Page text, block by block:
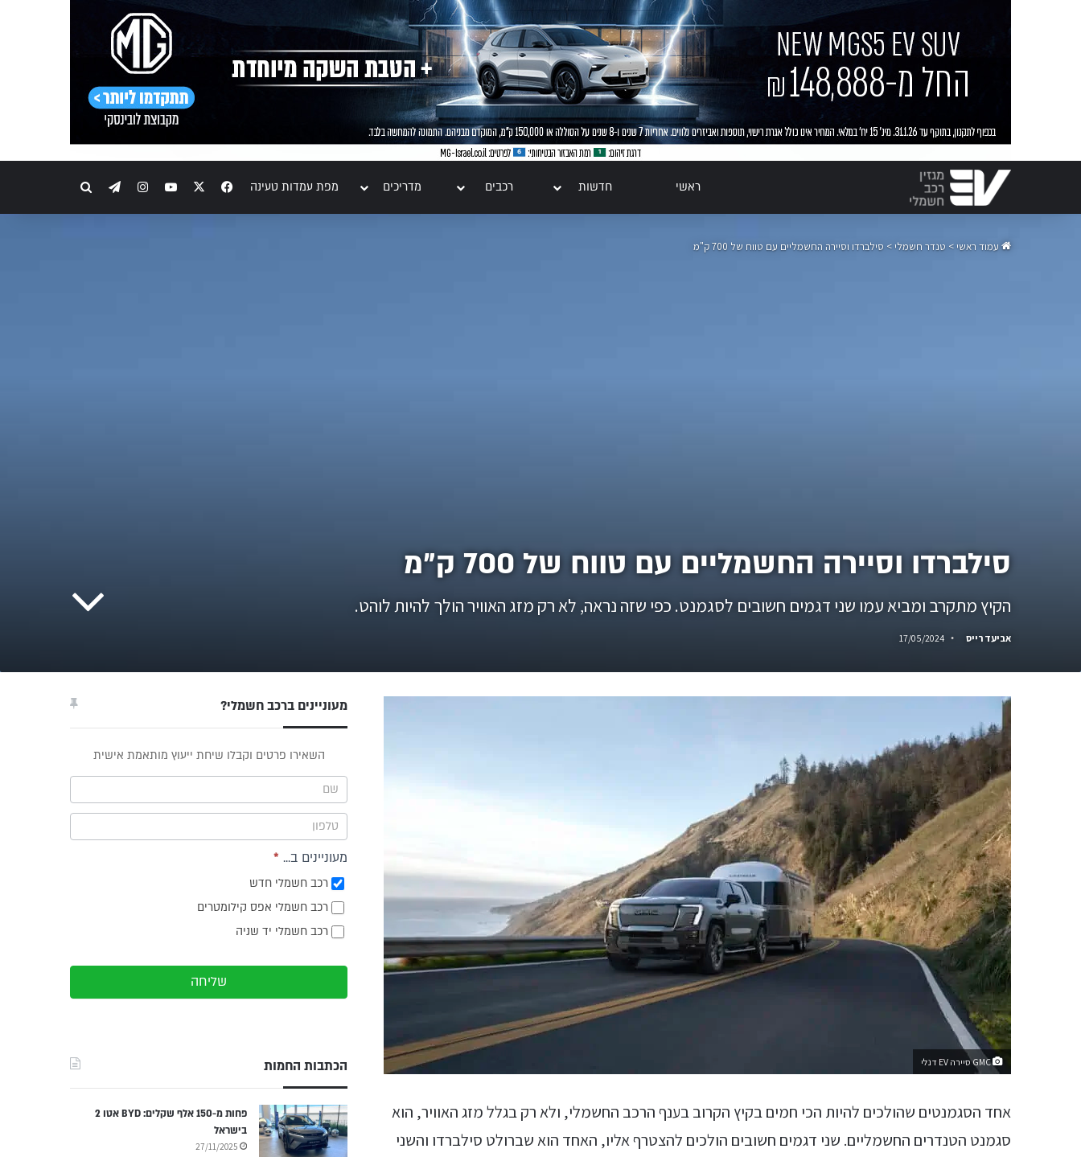
ראשי חדשות רכבים מדריכים מפת עמדות טעינה Facebook
YouTube
Instagram
Telegram
חיפוש
עמוד ראשי> טנדר חשמלי> סילברדו וסיירה החשמליים עם טווח של 700 ק"מ
סילברדו וסיירה החשמליים עם טווח של 700 ק"מ
הקיץ מתקרב ומביא עמו שני דגמים חשובים לסגמנט. כפי שזה נראה, לא רק מזג האוויר הולך להיות לוהט.
אביעד רייס 17/05/2024
GMC סיירה EV דנלי
אחד הסגמנטים שהולכים להיות הכי חמים בקיץ הקרוב בענף הרכב החשמלי, ולא רק בגלל מזג האוויר, הוא
סגמנט הטנדרים החשמליים. שני דגמים חשובים הולכים להצטרף אליו, האחד הוא שברולט סילברדו והשני
מעוניינים ברכב חשמלי?
השאירו פרטים וקבלו שיחת ייעוץ מותאמת אישית
מעוניינים ב... *
רכב חשמלי חדש
רכב חשמלי אפס קילומטרים
רכב חשמלי יד שניה
שליחה
הכתבות החמות
פחות מ-150 אלף שקלים: BYD אטו 2
בישראל
27/11/2025